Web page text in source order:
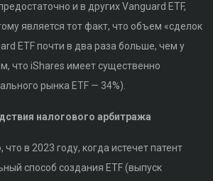
и в других Vanguard ETF,
является тот факт, что объем «сделок
ETF почти в два раза больше, чем у
что iShares имеет существенно
рынка ETF — 34%).
налогового арбитража
в 2023 году, когда истечет патент
способ создания ETF (выпуск